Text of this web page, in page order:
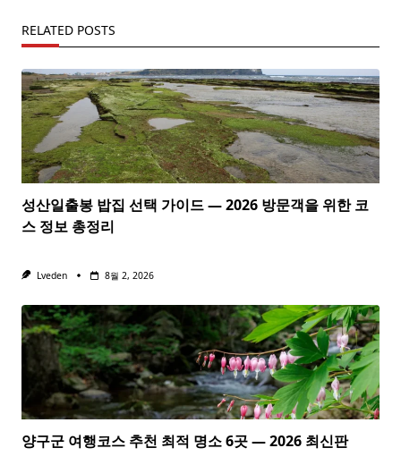
RELATED POSTS
성산일출봉 밥집 선택 가이드 — 2026 방문객을 위한 코
스 정보 총정리
Lveden 8월 2, 2026
양구군 여행코스 추천 최적 명소 6곳 — 2026 최신판